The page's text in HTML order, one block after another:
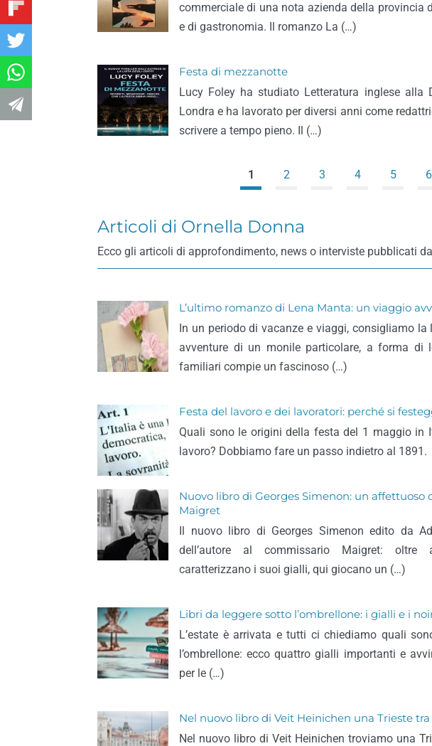
commerciale di una nota azienda della provincia
e di gastronomia. Il romanzo La (…)
Festa di mezzanotte
Lucy Foley ha studiato Letteratura inglese alla
Londra e ha lavorato per diversi anni come
scrivere a tempo pieno. Il (…)
1 2 3 4 5 6
Articoli di Ornella Donna
Ecco gli articoli di approfondimento, news o interviste pubblicati
L’ultimo romanzo di Lena Manta: un viaggio
In un periodo di vacanze e viaggi, consigliamo
avventure di un monile particolare, a forma di
familiari compie un fascinoso (…)
Festa del lavoro e dei lavoratori: perché si
Quali sono le origini della festa del 1 maggio in
lavoro? Dobbiamo fare un passo indietro al 1891.
Nuovo libro di Georges Simenon: un affettuoso
Maigret
Il nuovo libro di Georges Simenon edito da
dell’autore al commissario Maigret: oltre
caratterizzano i suoi gialli, qui giocano un (…)
Libri da leggere sotto l’ombrellone: i gialli e i
L’estate è arrivata e tutti ci chiediamo quali
l’ombrellone: ecco quattro gialli importanti e
per le (…)
Nel nuovo libro di Veit Heinichen una Trieste
Nel nuovo libro di Veit Heinichen troviamo una